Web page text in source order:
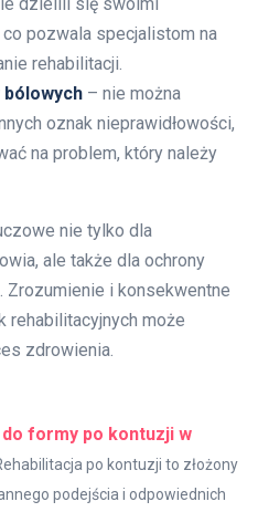
pozwala specjalistom na
rehabilitacji.
bólowych – nie można
oznak nieprawidłowości,
na problem, który należy
nie tylko dla
ale także dla ochrony
Zrozumienie i konsekwentne
rehabilitacyjnych może
zdrowienia.
formy po kontuzji w
po kontuzji to złożony
podejścia i odpowiednich